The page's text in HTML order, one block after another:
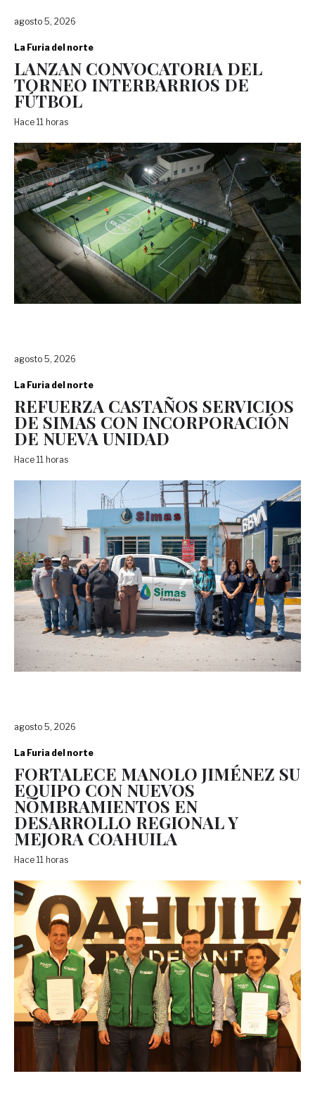
agosto 5, 2026
La Furia del norte
LANZAN CONVOCATORIA DEL
TORNEO INTERBARRIOS DE
FÚTBOL
Hace 11 horas
agosto 5, 2026
La Furia del norte
REFUERZA CASTAÑOS SERVICIOS
DE SIMAS CON INCORPORACIÓN
DE NUEVA UNIDAD
Hace 11 horas
agosto 5, 2026
La Furia del norte
FORTALECE MANOLO JIMÉNEZ SU
EQUIPO CON NUEVOS
NOMBRAMIENTOS EN
DESARROLLO REGIONAL Y
MEJORA COAHUILA
Hace 11 horas